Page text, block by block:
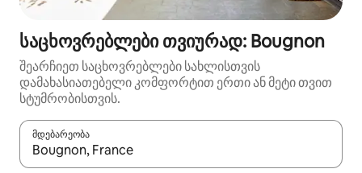
საცხოვრებლები თვიურად: Bougnon
შეარჩიეთ საცხოვრებლები სახლისთვის
დამახასიათებელი კომფორტით ერთი ან მეტი თვით
სტუმრობისთვის.
მდებარეობა
როცა შედეგები ხელმისაწვდომი გახდება, ნავიგაციისთვის